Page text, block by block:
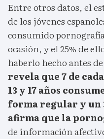
Entre otros datos, el
de los jóvenes
consumido
ocasión, y el 25% de
haberlo hecho antes
revela que 7 de
13 y 17 años
forma regular y un
afirma que la
de información